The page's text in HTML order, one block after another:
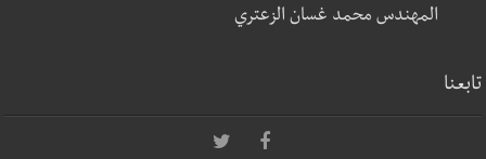
المهندس محمد غسان الزعتري
تابعنا